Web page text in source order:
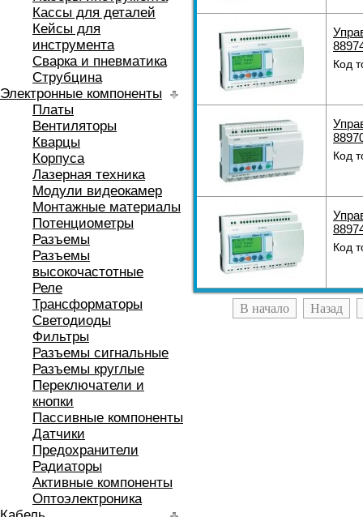
Кассы для деталей
Кейсы для
инструмента
Сварка и пневматика
Струбцина
Электронные компоненты
Платы
Вентиляторы
Кварцы
Корпуса
Лазерная техника
Модули видеокамер
Монтажные материалы
Потенциометры
Разъемы
Разъемы
высокочастотные
Реле
Трансформаторы
Светодиоды
Фильтры
Разъемы сигнальные
Разъемы круглые
Переключатели и
кнопки
Пассивные компоненты
Датчики
Предохранители
Радиаторы
Активные компоненты
Оптоэлектроника
Код
Код
Код
В начало Назад